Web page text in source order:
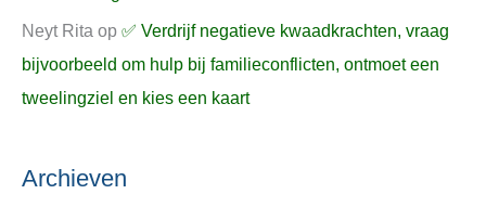
Neyt Rita op ✅ Verdrijf negatieve kwaadkrachten, vraag
bijvoorbeeld om hulp bij familieconflicten, ontmoet een
tweelingziel en kies een kaart
Archieven